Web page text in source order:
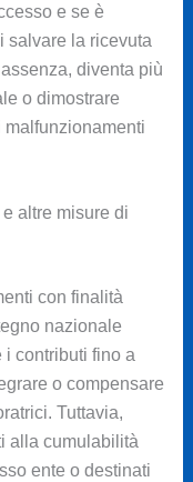
e se è
salvare la ricevuta
diventa più
o dimostrare
malfunzionamenti
altre misure di
con finalità
nazionale
i contributi fino a
o compensare
Tuttavia,
alla cumulabilità
ente o destinati